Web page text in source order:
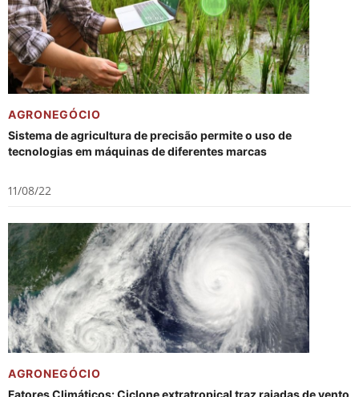
AGRONEGÓCIO
Sistema de agricultura de precisão permite o uso de
tecnologias em máquinas de diferentes marcas
11/08/22
AGRONEGÓCIO
Fatores Climáticos: Ciclone extratropical traz rajadas de vento